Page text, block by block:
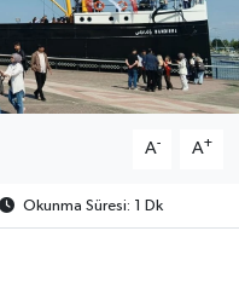
A- A+
Okunma Süresi: 1 Dk